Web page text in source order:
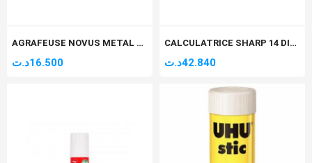
AGRAFEUSE NOVUS METAL STABIL
16.500د.ت
CALCULATRICE SHARP 14 DIGIT EL-145T
42.840د.ت